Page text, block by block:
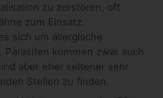
zu zerstören, oft
zum Einsatz.
sich um allergische
Parasiten kommen zwar auch
aber eher seltener sehr
Stellen zu finden.